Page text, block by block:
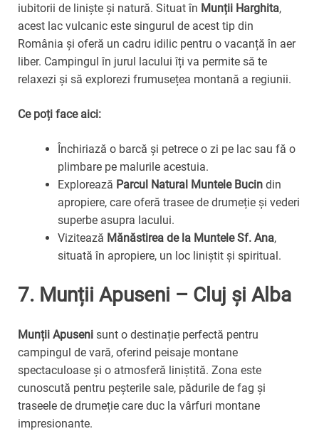
iubitorii de liniște și natură. Situat în Munții Harghita,
acest lac vulcanic este singurul de acest tip din
România și oferă un cadru idilic pentru o vacanță în aer
liber. Campingul în jurul lacului îți va permite să te
relaxezi și să explorezi frumusețea montană a regiunii.
Ce poți face aici:
Închiriază o barcă și petrece o zi pe lac sau fă o
plimbare pe malurile acestuia.
Explorează Parcul Natural Muntele Bucin din
apropiere, care oferă trasee de drumeție și vederi
superbe asupra lacului.
Vizitează Mănăstirea de la Muntele Sf. Ana,
situată în apropiere, un loc liniștit și spiritual.
7. Munții Apuseni – Cluj și Alba
Munții Apuseni sunt o destinație perfectă pentru
campingul de vară, oferind peisaje montane
spectaculoase și o atmosferă liniștită. Zona este
cunoscută pentru peșterile sale, pădurile de fag și
traseele de drumeție care duc la vârfuri montane
impresionante.